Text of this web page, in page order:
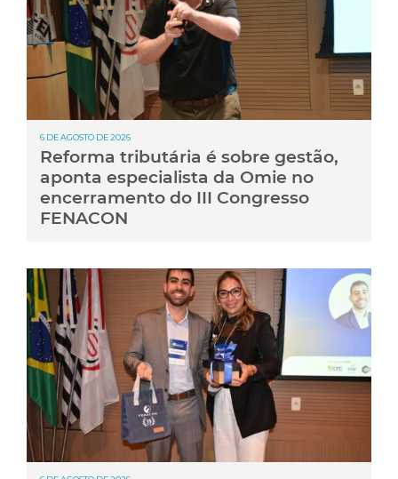
6 DE AGOSTO DE 2026
Reforma tributária é sobre gestão,
aponta especialista da Omie no
encerramento do III Congresso
FENACON